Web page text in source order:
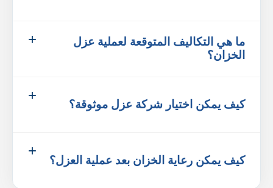
ما هي التكاليف المتوقعة لعملية عزل
الخزان؟
كيف يمكن اختيار شركة عزل موثوقة؟
كيف يمكن رعاية الخزان بعد عملية العزل؟